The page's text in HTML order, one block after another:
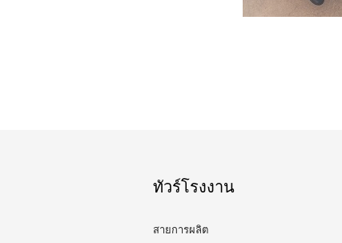
ทัวร์โรงงาน
สายการผลิต